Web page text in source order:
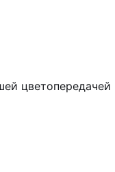
цветопередачей